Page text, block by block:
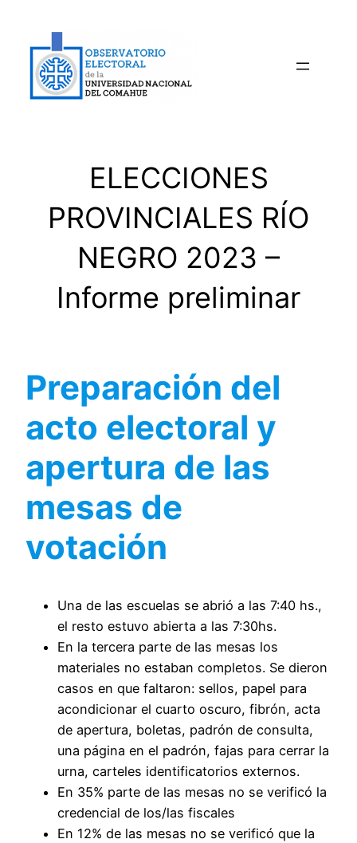
contenido
ELECCIONES
PROVINCIALES RÍO
NEGRO 2023 –
Informe preliminar
Preparación del
acto electoral y
apertura de las
mesas de
votación
Una de las escuelas se abrió a las 7:40 hs.,
el resto estuvo abierta a las 7:30hs.
En la tercera parte de las mesas los
materiales no estaban completos. Se dieron
casos en que faltaron: sellos, papel para
acondicionar el cuarto oscuro, fibrón, acta
de apertura, boletas, padrón de consulta,
una página en el padrón, fajas para cerrar la
urna, carteles identificatorios externos.
En 35% parte de las mesas no se verificó la
credencial de los/las fiscales
En 12% de las mesas no se verificó que la